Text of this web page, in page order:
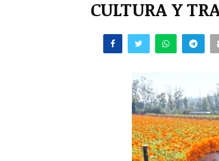
CULTURA Y